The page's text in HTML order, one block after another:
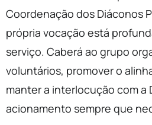
Coordenação dos Diáconos
própria vocação está
serviço. Caberá ao grupo
voluntários, promover o
manter a interlocução com a
acionamento sempre que